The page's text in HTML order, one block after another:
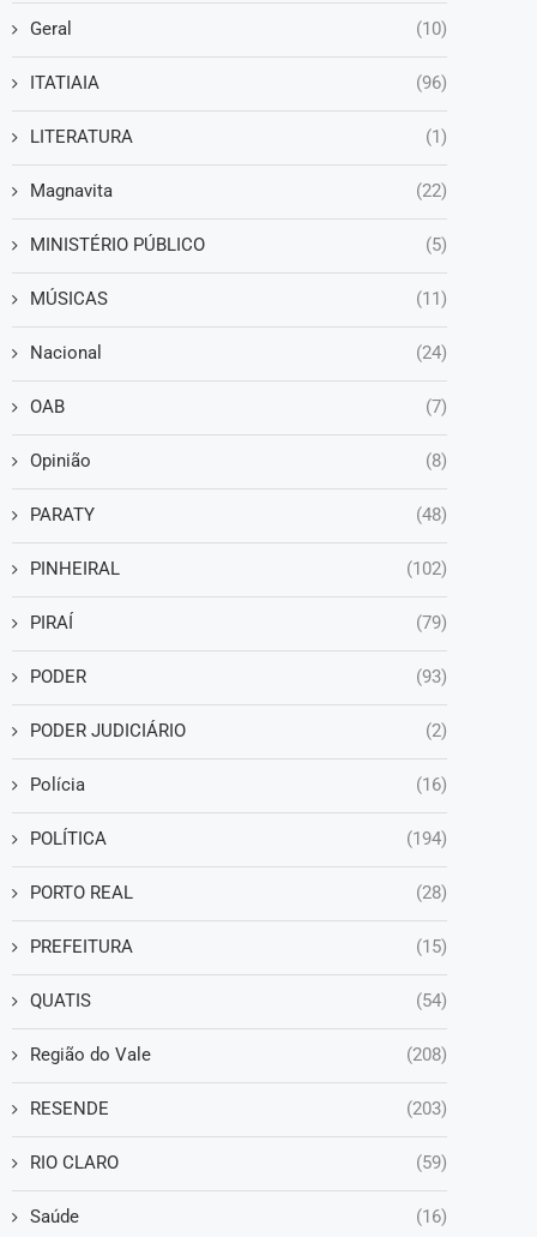
Geral (10)
ITATIAIA (96)
LITERATURA (1)
Magnavita (22)
MINISTÉRIO PÚBLICO (5)
MÚSICAS (11)
Nacional (24)
OAB (7)
Opinião (8)
PARATY (48)
PINHEIRAL (102)
PIRAÍ (79)
PODER (93)
PODER JUDICIÁRIO (2)
Polícia (16)
POLÍTICA (194)
PORTO REAL (28)
PREFEITURA (15)
QUATIS (54)
Região do Vale (208)
RESENDE (203)
RIO CLARO (59)
Saúde (16)